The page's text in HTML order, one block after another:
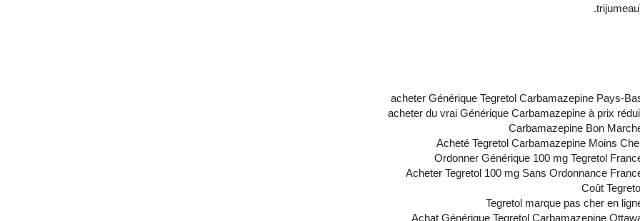
acheter Générique Tegretol Carbamazepine Pays-
acheter du vrai Générique Carbamazepine à prix
Carbamazepine Bon
Acheté Tegretol Carbamazepine Moins
Ordonner Générique 100 mg Tegretol
Acheter Tegretol 100 mg Sans Ordonnance
Coût
Tegretol marque pas cher en
Achat Générique Tegretol Carbamazepine